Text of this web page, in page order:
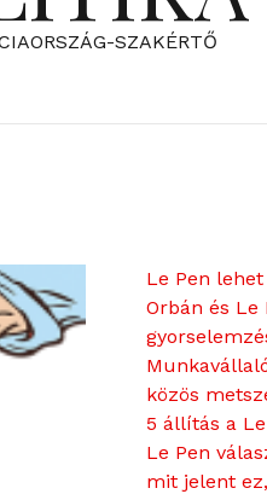
SZAKÉRTŐ
Le Pen
Orbán és Le
közös
5 állítás a
Le Pen
mit jelent